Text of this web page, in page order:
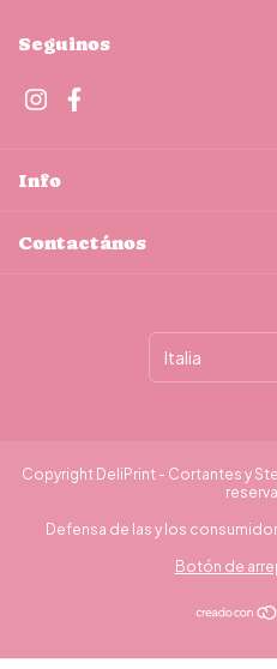
Seguinos
Info
Contactános
Copyright DeliPrint - Cortantes y
Defensa de las y los
Botón de